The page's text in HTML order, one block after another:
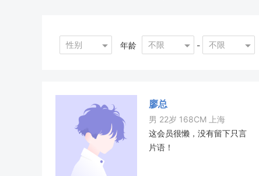
性别 年龄 不限 - 不限
廖总
男 22岁 168CM 上海
这会员很懒，没有留下只言
片语！